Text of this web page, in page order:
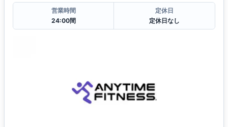
営業時間
24:00間
定休日
定休日なし